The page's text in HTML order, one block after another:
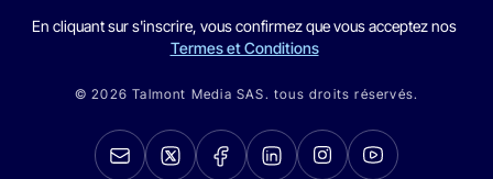
En cliquant sur s'inscrire, vous confirmez que vous acceptez nos
Termes et Conditions
© 2026 Talmont Media SAS. tous droits réservés.